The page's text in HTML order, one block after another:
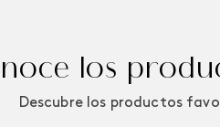
los
Descubre los productos